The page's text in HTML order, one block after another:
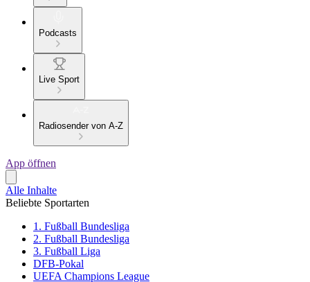
Podcasts
Live Sport
Radiosender von A-Z
App öffnen
Alle Inhalte
Beliebte Sportarten
1. Fußball Bundesliga
2. Fußball Bundesliga
3. Fußball Liga
DFB-Pokal
UEFA Champions League